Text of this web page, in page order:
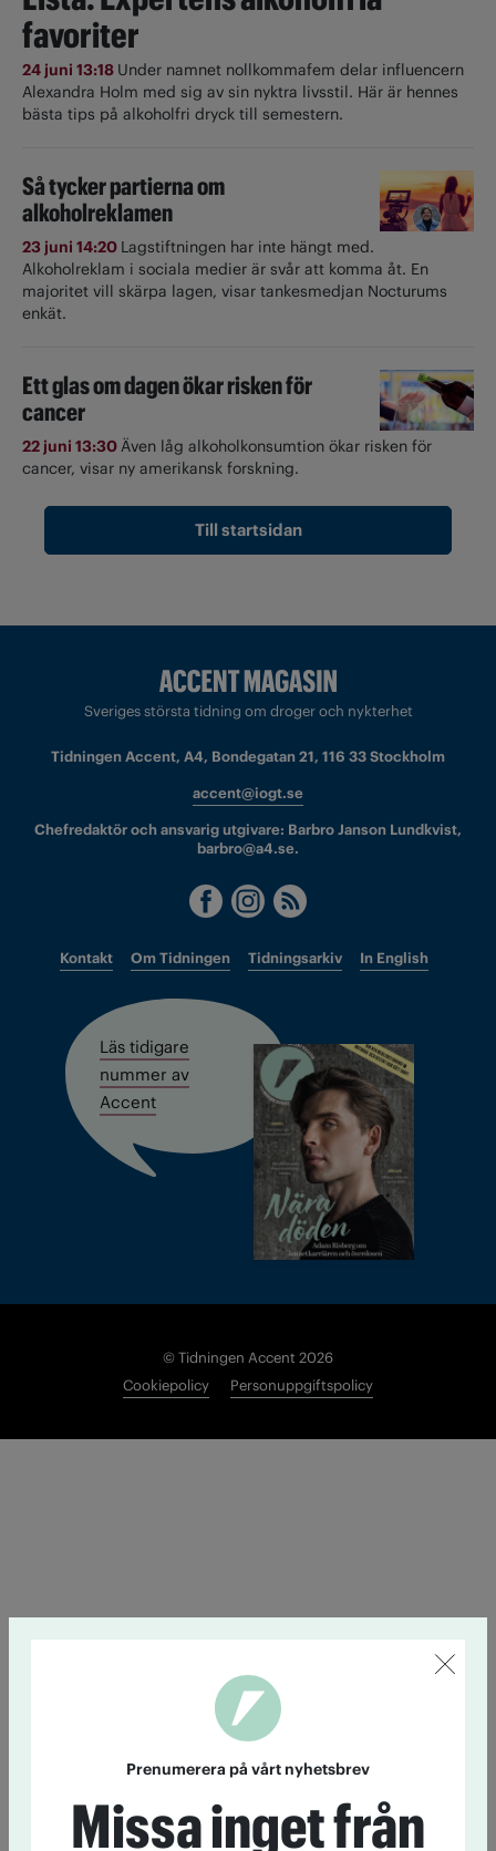
favoriter
24 juni 13:18 Under namnet nollkommafem delar influencern
Alexandra Holm med sig av sin nyktra livsstil. Här är hennes
bästa tips på alkoholfri dryck till semestern.
Så tycker partierna om
alkoholreklamen
23 juni 14:20 Lagstiftningen har inte hängt med.
Alkoholreklam i sociala medier är svår att komma åt. En
majoritet vill skärpa lagen, visar tankesmedjan Nocturums
enkät.
Ett glas om dagen ökar risken för
cancer
22 juni 13:30Även låg alkoholkonsumtion ökar risken för
cancer, visar ny amerikansk forskning.
Till startsidan
Sveriges största tidning om droger och nykterhet
Tidningen Accent, A4, Bondegatan 21, 116 33 Stockholm
accent@iogt.se
Chefredaktör och ansvarig utgivare: Barbro Janson Lundkvist,
barbro@a4.se.
Kontakt Om Tidningen Tidningsarkiv In English
Läs tidigare
nummer av
Accent
© Tidningen Accent 2026
Cookiepolicy
Personuppgiftspolicy
Prenumerera på vårt nyhetsbrev
Missa inget från